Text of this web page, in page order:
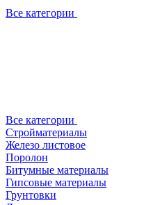
Все категории
Все категории
Стройматериалы
Железо листовое
Поролон
Битумные материалы
Гипсовые материалы
Грунтовки